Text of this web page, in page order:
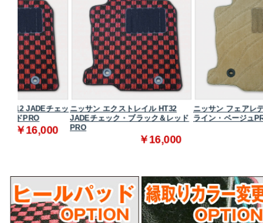
ニッサン エクストレイル HT32
JADEチェック・ブラック＆レッド
PRO
ニッサン フェアレディZ Z34 JADE
ライン・ベージュPRO